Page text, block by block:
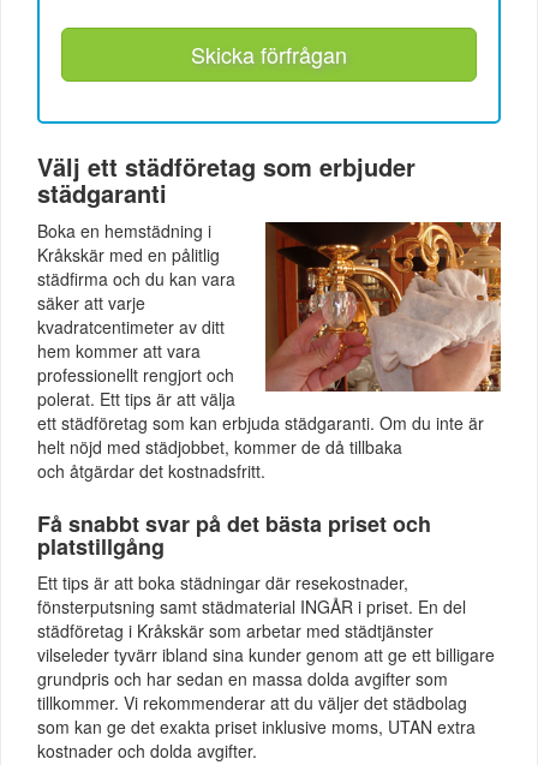
Skicka förfrågan
Välj ett städföretag som erbjuder
städgaranti
Boka en hemstädning i
Kråkskär med en pålitlig
städfirma och du kan vara
säker att varje
kvadratcentimeter av ditt
hem kommer att vara
professionellt rengjort och
polerat. Ett tips är att välja
ett städföretag som kan erbjuda städgaranti. Om du inte är
helt nöjd med städjobbet, kommer de då tillbaka
och åtgärdar det kostnadsfritt.
Få snabbt svar på det bästa priset och
platstillgång
Ett tips är att boka städningar där resekostnader,
fönsterputsning samt städmaterial INGÅR i priset. En del
städföretag i Kråkskär som arbetar med städtjänster
vilseleder tyvärr ibland sina kunder genom att ge ett billigare
grundpris och har sedan en massa dolda avgifter som
tillkommer. Vi rekommenderar att du väljer det städbolag
som kan ge det exakta priset inklusive moms, UTAN extra
kostnader och dolda avgifter.